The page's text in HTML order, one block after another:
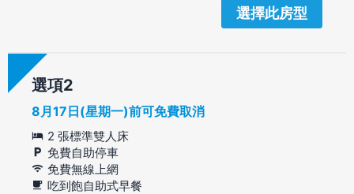
選擇此房型
選項
8月17日(星期一)前可免費取消
2 張標準雙人床
免費自助停車
免費無線上網
吃到飽自助式早餐